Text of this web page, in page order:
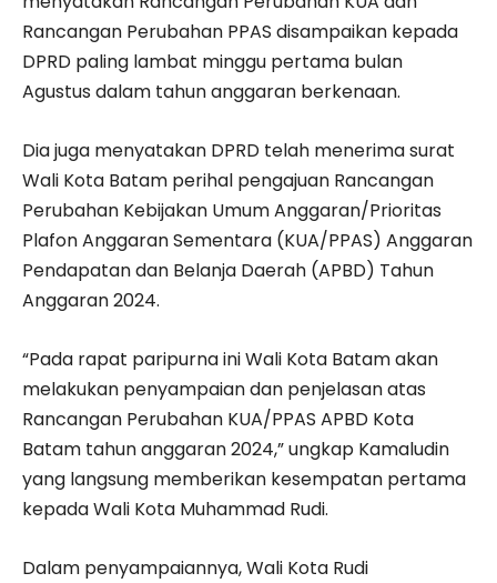
Rancangan Perubahan PPAS disampaikan kepada
DPRD paling lambat minggu pertama bulan
Agustus dalam tahun anggaran berkenaan.
Dia juga menyatakan DPRD telah menerima surat
Wali Kota Batam perihal pengajuan Rancangan
Perubahan Kebijakan Umum Anggaran/Prioritas
Plafon Anggaran Sementara (KUA/PPAS) Anggaran
Pendapatan dan Belanja Daerah (APBD) Tahun
Anggaran 2024.
“Pada rapat paripurna ini Wali Kota Batam akan
melakukan penyampaian dan penjelasan atas
Rancangan Perubahan KUA/PPAS APBD Kota
Batam tahun anggaran 2024,” ungkap Kamaludin
yang langsung memberikan kesempatan pertama
kepada Wali Kota Muhammad Rudi.
Dalam penyampaiannya, Wali Kota Rudi